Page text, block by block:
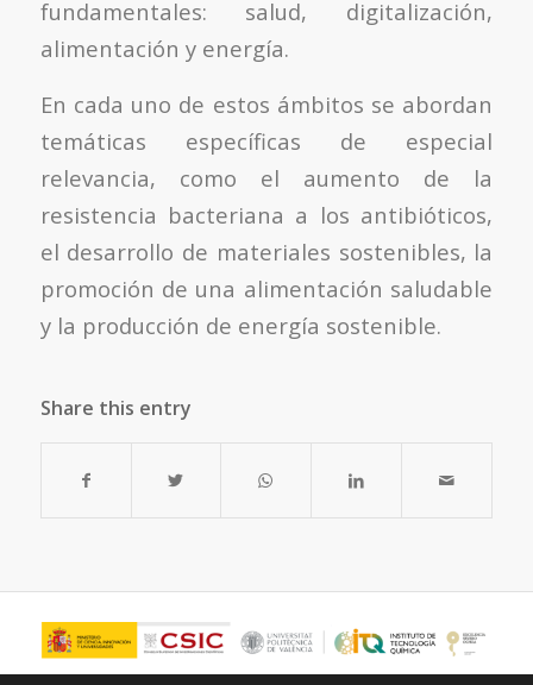
fundamentales: salud, digitalización,
alimentación y energía.
En cada uno de estos ámbitos se abordan
temáticas específicas de especial
relevancia, como el aumento de la
resistencia bacteriana a los antibióticos,
el desarrollo de materiales sostenibles, la
promoción de una alimentación saludable
y la producción de energía sostenible.
Share this entry